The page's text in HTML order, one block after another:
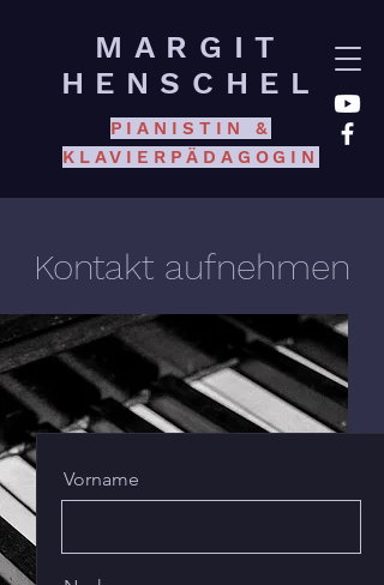
MARGIT
HENSCHEL
PIANISTIN &
KLAVIERPÄDAGOGIN
Kontakt aufnehmen
Vorname